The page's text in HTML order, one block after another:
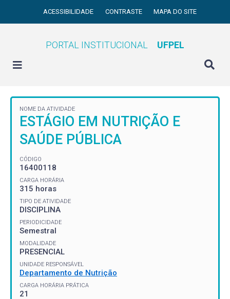
ACESSIBILIDADE CONTRASTE MAPA DO SITE
PORTAL INSTITUCIONAL UFPEL
NOME DA ATIVIDADE
ESTÁGIO EM NUTRIÇÃO E
SAÚDE PÚBLICA
CÓDIGO
16400118
CARGA HORÁRIA
315 horas
TIPO DE ATIVIDADE
DISCIPLINA
PERIODICIDADE
Semestral
MODALIDADE
PRESENCIAL
UNIDADE RESPONSÁVEL
Departamento de Nutrição
CARGA HORÁRIA PRÁTICA
21